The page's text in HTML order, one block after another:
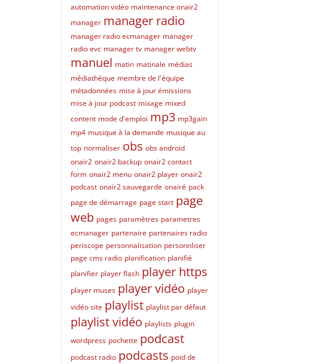
automation vidéo maintenance onair2
manager manager radio
manager radio ecmanager manager
radio evc manager tv manager webtv
manuel matin matinale médias
médiathèque membre de l'équipe
métadonnées mise à jour émissions
mise à jour podcast mixage mixed
content mode d'emploi mp3 mp3gain
mp4 musique à la demande musique au
top normaliser obs obs android
onair2 onair2 backup onair2 contact
form onair2 menu onair2 player onair2
podcast onair2 sauvegarde onairé pack
page de démarrage page start page
web pages paramètres parametres
ecmanager partenaire partenaires radio
periscope personnalisation personnliser
page cms radio planification planifié
planifier player flash player https
player muses player vidéo player
vidéo site playlist playlist par défaut
playlist vidéo playlists plugin
wordpress pochette podcast
podcast radio podcasts poid de